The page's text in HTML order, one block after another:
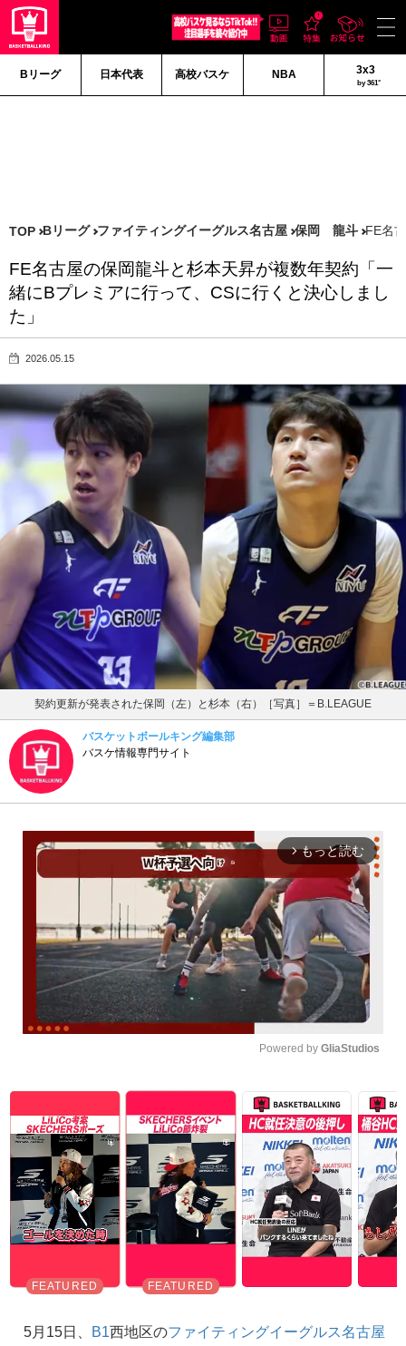
Bリーグ 日本代表 高校バスケ NBA 3x3
by 361°
TOP Bリーグ ファイティングイーグルス名古屋 保岡 龍斗 FE名
FE名古屋の保岡龍斗と杉本天昇が複数年契約「一
緒にBプレミアに行って、CSに行くと決心しまし
た」
2026.05.15
契約更新が発表された保岡（左）と杉本（右）［写真］＝B.LEAGUE
バスケットボールキング編集部
バスケ情報専門サイト
arrow_forward_ios もっと読む
Powered by GliaStudios
5月15日、 B1西地区のファイティングイーグルス名古屋